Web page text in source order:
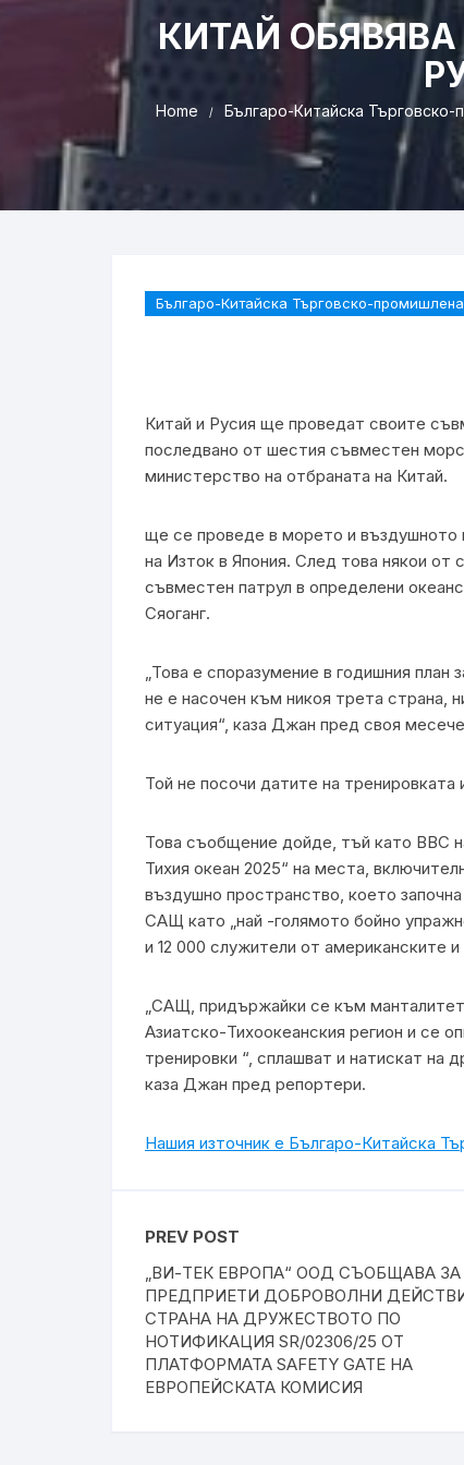
КИТАЙ
Home Българо-Китайска Търговско-
Българо-Китайска Търговско-
Китай и Русия ще проведат своите
последвано от шестия съвместен
министерство на отбраната на Китай.
ще се проведе в морето и въздушното
на Изток в Япония. След това някои
съвместен патрул в определени
Сяоганг.
„Това е споразумение в годишния
не е насочен към никоя трета страна,
ситуация“, каза Джан пред своя
Той не посочи датите на
Това съобщение дойде, тъй като ВВС
Тихия океан 2025“ на места,
въздушно пространство, което
САЩ като „най -голямото бойно
и 12 000 служители от американските
„САЩ, придържайки се към
Азиатско-Тихоокеанския регион и се
тренировки “, сплашват и натискат на
каза Джан пред репортери.
Нашия източник е Българо-Китайска
PREV POST
„ВИ-ТЕК ЕВРОПА“ ООД СЪОБЩАВА ЗА
ПРЕДПРИЕТИ ДОБРОВОЛНИ
СТРАНА НА ДРУЖЕСТВОТО ПО
НОТИФИКАЦИЯ SR/02306/25 ОТ
ПЛАТФОРМАТА SAFETY GATE НА
ЕВРОПЕЙСКАТА КОМИСИЯ